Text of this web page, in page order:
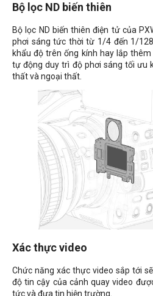
Bộ lọc ND biến thiên
Bộ lọc ND biến thiên điện tử của
phơi sáng tức thời từ 1/4 đến 1/
khẩu độ trên ống kính hay lắp
tự động duy trì độ phơi sáng tối ưu
thất và ngoại thất.
Xác thực video
Chức năng xác thực video sắp tới
độ tin cậy của cảnh quay video
tức và đưa tin hiện trường.